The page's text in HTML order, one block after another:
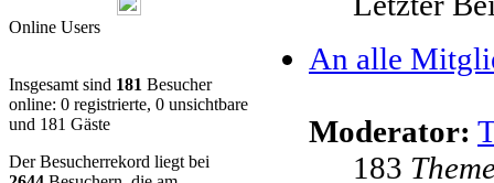
Online Users
Insgesamt sind 181 Besucher
online: 0 registrierte, 0 unsichtbare
und 181 Gäste
Der Besucherrekord liegt bei
An alle
Moderator:
183